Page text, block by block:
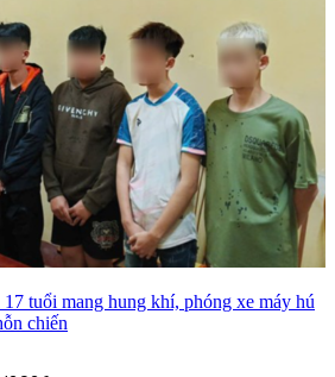
tuổi mang hung khí, phóng xe máy hú
chiến